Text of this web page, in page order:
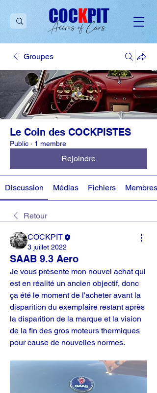
Accros of Cars
COCKPIT
Groupes
Le Coin des COCKPISTES
Public · 1 membre
Rejoindre
Discussion Médias Fichiers Membres
Retour
COCKPIT
3 juillet 2022
SAAB 9.3 Aero
Je vous présente mon nouvel achat qui
est en réalité un ancien objectif, donc
ça été le moment de l'acheter avant la
disparition du exemplaire restant après
la disparition de la marque et la vision
de la fin des gros moteurs thermiques
pour cause de nouvelles normes.